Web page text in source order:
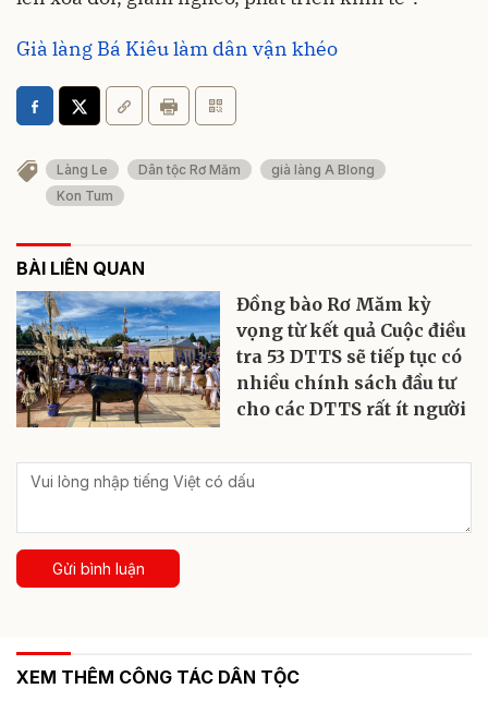
Già làng Bá Kiêu làm dân vận khéo
Làng Le Dân tộc Rơ Măm
già làng A Blong
Kon Tum
BÀI LIÊN QUAN
Đồng bào Rơ Măm kỳ
vọng từ kết quả Cuộc điều
tra 53 DTTS sẽ tiếp tục có
nhiều chính sách đầu tư
cho các DTTS rất ít người
Gửi bình luận
XEM THÊM CÔNG TÁC DÂN TỘC